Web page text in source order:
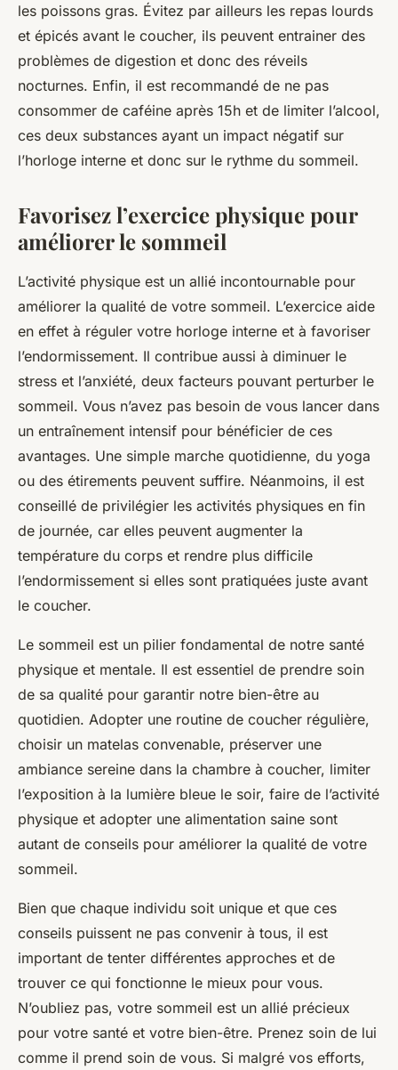
les poissons gras. Évitez par ailleurs les repas lourds
et épicés avant le coucher, ils peuvent entrainer des
problèmes de digestion et donc des réveils
nocturnes. Enfin, il est recommandé de ne pas
consommer de caféine après 15h et de limiter l’alcool,
ces deux substances ayant un impact négatif sur
l’horloge interne et donc sur le rythme du sommeil.
Favorisez l’exercice physique pour
améliorer le sommeil
L’activité physique est un allié incontournable pour
améliorer la qualité de votre sommeil. L’exercice aide
en effet à réguler votre horloge interne et à favoriser
l’endormissement. Il contribue aussi à diminuer le
stress et l’anxiété, deux facteurs pouvant perturber le
sommeil. Vous n’avez pas besoin de vous lancer dans
un entraînement intensif pour bénéficier de ces
avantages. Une simple marche quotidienne, du yoga
ou des étirements peuvent suffire. Néanmoins, il est
conseillé de privilégier les activités physiques en fin
de journée, car elles peuvent augmenter la
température du corps et rendre plus difficile
l’endormissement si elles sont pratiquées juste avant
le coucher.
Le sommeil est un pilier fondamental de notre santé
physique et mentale. Il est essentiel de prendre soin
de sa qualité pour garantir notre bien-être au
quotidien. Adopter une routine de coucher régulière,
choisir un matelas convenable, préserver une
ambiance sereine dans la chambre à coucher, limiter
l’exposition à la lumière bleue le soir, faire de l’activité
physique et adopter une alimentation saine sont
autant de conseils pour améliorer la qualité de votre
sommeil.
Bien que chaque individu soit unique et que ces
conseils puissent ne pas convenir à tous, il est
important de tenter différentes approches et de
trouver ce qui fonctionne le mieux pour vous.
N’oubliez pas, votre sommeil est un allié précieux
pour votre santé et votre bien-être. Prenez soin de lui
comme il prend soin de vous. Si malgré vos efforts,